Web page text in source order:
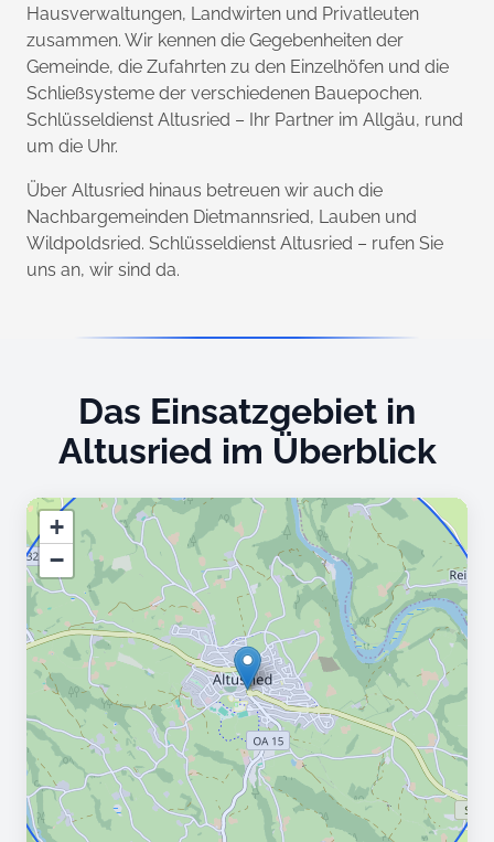
Hausverwaltungen, Landwirten und Privatleuten
zusammen. Wir kennen die Gegebenheiten der
Gemeinde, die Zufahrten zu den Einzelhöfen und die
Schließsysteme der verschiedenen Bauepochen.
Schlüsseldienst Altusried – Ihr Partner im Allgäu, rund
um die Uhr.
Über Altusried hinaus betreuen wir auch die
Nachbargemeinden Dietmannsried, Lauben und
Wildpoldsried. Schlüsseldienst Altusried – rufen Sie
uns an, wir sind da.
Das Einsatzgebiet in
Altusried im Überblick
+
−